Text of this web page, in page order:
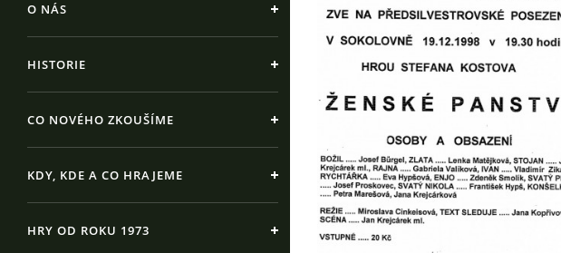
O NÁS
HISTORIE
CO NOVÉHO ZKOUŠÍME
KDY, KDE A CO HRAJEME
HRY OD ROKU 1973